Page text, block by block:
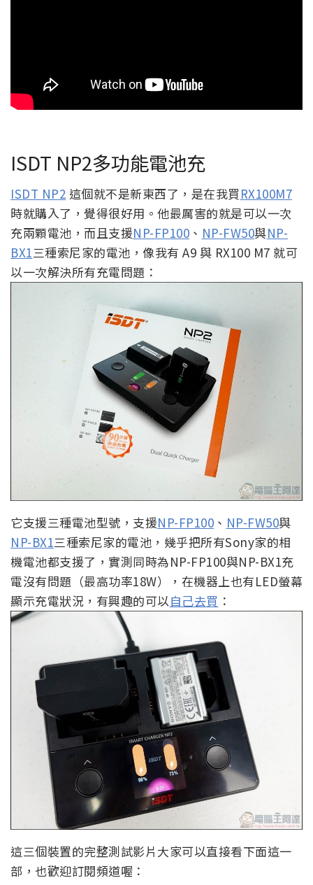
ISDT NP2多功能電池充
ISDT NP2 這個就不是新東西了，是在我買 RX100M7
時就購入了，覺得很好用。他最厲害的就是可以一次
充兩顆電池，而且支援NP-FP100 、 NP-FW50與NP-
BX1三種索尼家的電池，像我有 A9 與 RX100 M7 就可
以一次解決所有充電問題：
它支援三種電池型號，支援NP-FP100 、 NP-FW50與
NP-BX1三種索尼家的電池，幾乎把所有Sony家的相
機電池都支援了，實測同時為NP-FP100與NP-BX1充
電沒有問題（最高功率18W），在機器上也有LED螢幕
顯示充電狀況，有興趣的可以自己去買 ：
這三個裝置的完整測試影片大家可以直接看下面這一
部，也歡迎訂閱頻道喔：